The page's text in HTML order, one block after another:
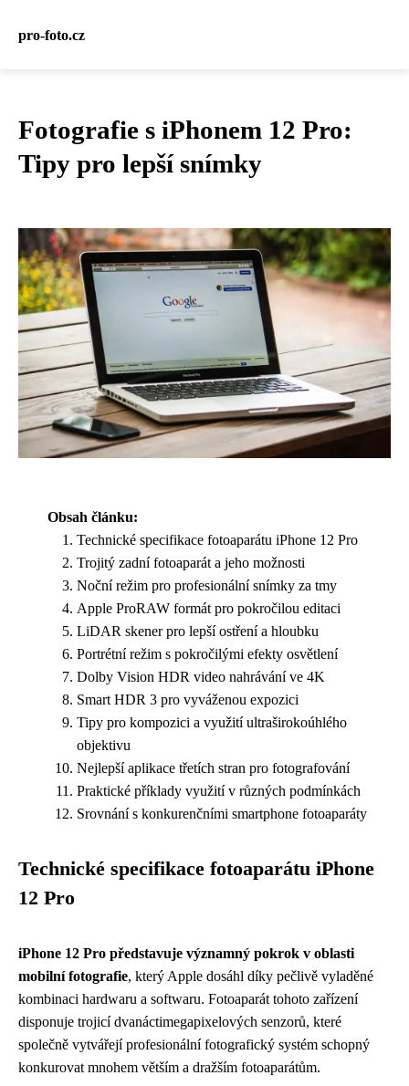
pro-foto.cz
Fotografie s iPhonem 12 Pro:
Tipy pro lepší snímky
Obsah článku:
Technické specifikace fotoaparátu iPhone 12 Pro
Trojitý zadní fotoaparát a jeho možnosti
Noční režim pro profesionální snímky za tmy
Apple ProRAW formát pro pokročilou editaci
LiDAR skener pro lepší ostření a hloubku
Portrétní režim s pokročilými efekty osvětlení
Dolby Vision HDR video nahrávání ve 4K
Smart HDR 3 pro vyváženou expozici
Tipy pro kompozici a využití ultraširokoúhlého
objektivu
Nejlepší aplikace třetích stran pro fotografování
Praktické příklady využití v různých podmínkách
Srovnání s konkurenčními smartphone fotoaparáty
Technické specifikace fotoaparátu iPhone
12 Pro
iPhone 12 Pro představuje významný pokrok v oblasti
mobilní fotografie, který Apple dosáhl díky pečlivě vyladěné
kombinaci hardwaru a softwaru. Fotoaparát tohoto zařízení
disponuje trojicí dvanáctimegapixelových senzorů, které
společně vytvářejí profesionální fotografický systém schopný
konkurovat mnohem větším a dražším fotoaparátům.